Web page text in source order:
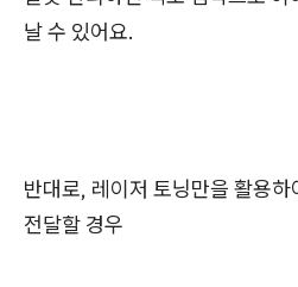
날 수 있어요.
반대로, 레이저 토닝만을 활용
전달할 경우